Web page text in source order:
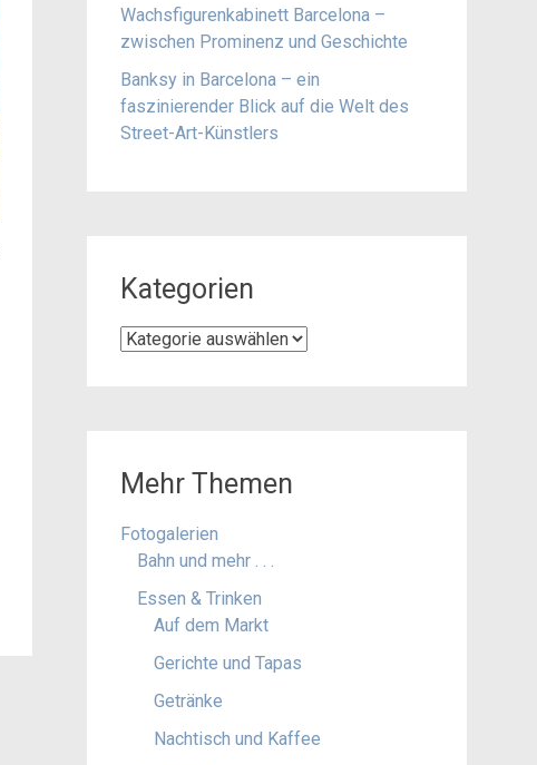
Wachsfigurenkabinett Barcelona –
zwischen Prominenz und Geschichte
Banksy in Barcelona – ein
faszinierender Blick auf die Welt des
Street-Art-Künstlers
Kategorien
Kategorien
Mehr Themen
Fotogalerien
Bahn und mehr . . .
Essen & Trinken
Auf dem Markt
Gerichte und Tapas
Getränke
Nachtisch und Kaffee